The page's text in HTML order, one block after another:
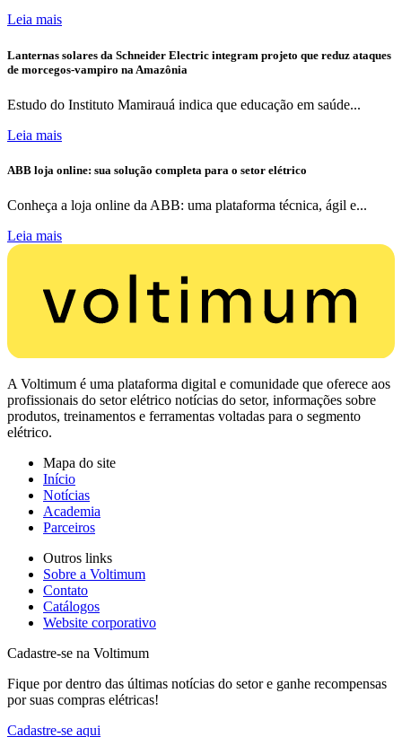
Leia mais
Lanternas solares da Schneider Electric integram projeto que reduz ataques
de morcegos-vampiro na Amazônia
Estudo do Instituto Mamirauá indica que educação em saúde...
Leia mais
ABB loja online: sua solução completa para o setor elétrico
Conheça a loja online da ABB: uma plataforma técnica, ágil e...
Leia mais
A Voltimum é uma plataforma digital e comunidade que oferece aos
profissionais do setor elétrico notícias do setor, informações sobre
produtos, treinamentos e ferramentas voltadas para o segmento
elétrico.
Mapa do site
Início
Notícias
Academia
Parceiros
Outros links
Sobre a Voltimum
Contato
Catálogos
Website corporativo
Cadastre-se na Voltimum
Fique por dentro das últimas notícias do setor e ganhe recompensas
por suas compras elétricas!
Cadastre-se aqui